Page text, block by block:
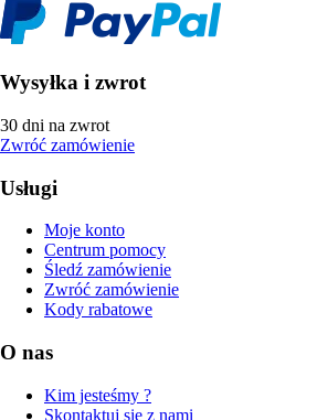
Wysyłka i zwrot
30 dni na zwrot
Zwróć zamówienie
Usługi
Moje konto
Centrum pomocy
Śledź zamówienie
Zwróć zamówienie
Kody rabatowe
O nas
Kim jesteśmy ?
Skontaktuj się z nami